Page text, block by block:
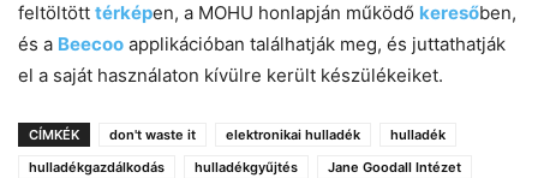
feltöltött térképen, a MOHU honlapján működő keresőben,
és a Beecoo applikációban találhatják meg, és juttathatják
el a saját használaton kívülre került készülékeiket.
CÍMKÉK don't waste it elektronikai hulladék
hulladék
hulladékgazdálkodás
hulladékgyűjtés
Jane Goodall Intézet